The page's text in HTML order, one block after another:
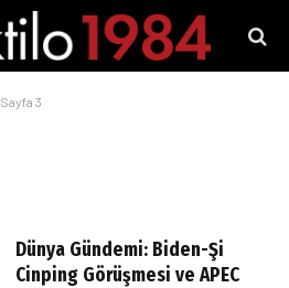
Sayfa 3
Dünya Gündemi: Biden-Şi
Cinping Görüşmesi ve APEC